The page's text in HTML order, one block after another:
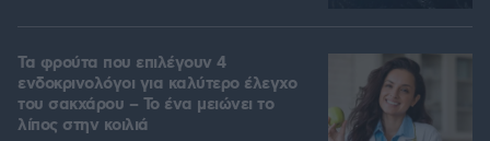
Τα φρούτα που επιλέγουν 4
ενδοκρινολόγοι για καλύτερο έλεγχο
του σακχάρου – Το ένα μειώνει το
λίπος στην κοιλιά